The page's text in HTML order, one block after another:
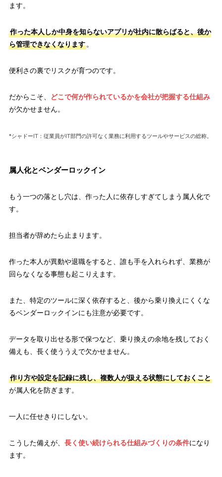
ます。
作った本人しか中身を知らないアプリが社内に散らばると、後か
ら管理できなくなります。
便利さの裏でリスクが育つのです。
だからこそ、
どこで何が作られているかを会社が把握する仕組み
が欠かせません。
*シャドーIT：従業員がIT部門の許可なく業務に利用するツールやサービスの総称。
属人化とベンダーロックイン
もう一つの落とし穴は、作った人に依存しすぎてしまう属人化で
す。
担当者が辞めたら止まります。
作った本人が異動や退職をすると、誰も手を入れられず、業務が
回らなくなる事態も起こりえます。
また、特定のツールに深く依存すると、後から乗り換えにくくな
るベンダーロックインにも注意が必要です。
データを取り出せる形で保つなど、乗り換えの余地を残しておく
備えも、長く使ううえで欠かせません。
作り方や設定を記録に残し、複数人が扱える状態にしておくこと
が属人化を防ぎます。
一人に任せきりにしない。
こうした備えが、 長く使い続けられる仕組みづくりの条件になり
ます。